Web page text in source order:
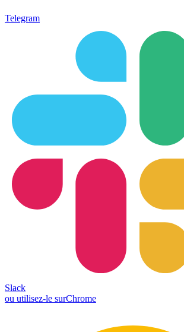
Telegram
Slack
ou utilisez-le surChrome